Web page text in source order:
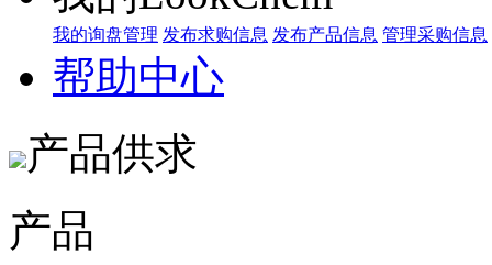
我的询盘管理 发布求购信息 发布产品信息 管理采购信息
帮助中心
产品供求
产品